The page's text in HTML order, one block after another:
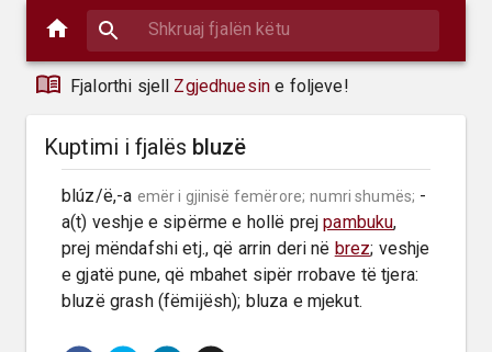
Fjalorthi sjell Zgjedhuesin e foljeve!
Kuptimi i fjalës bluzë
blúz/ë,-a emër i gjinisë femërore; numri shumës; -
a(t) veshje e sipërme e hollë prej pambuku,
prej mëndafshi etj., që arrin deri në brez; veshje
e gjatë pune, që mbahet sipër rrobave të tjera:
bluzë grash (fëmijësh); bluza e mjekut.